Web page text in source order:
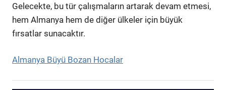
Gelecekte, bu tür çalışmaların artarak devam etmesi,
hem Almanya hem de diğer ülkeler için büyük
fırsatlar sunacaktır.
Almanya Büyü Bozan Hocalar